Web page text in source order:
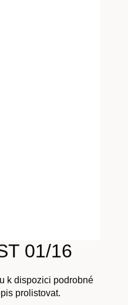
01/16
k dispozici podrobné
prolistovat.